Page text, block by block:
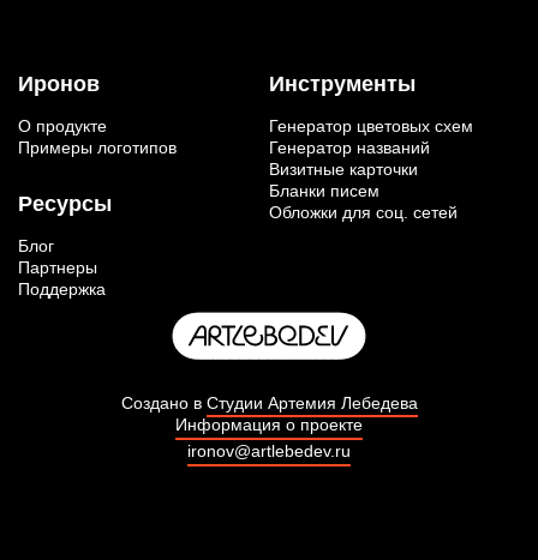
Иронов
О продукте
Примеры логотипов
Ресурсы
Блог
Партнеры
Поддержка
Инструменты
Генератор цветовых схем
Генератор названий
Визитные карточки
Бланки писем
Обложки для соц. сетей
Создано в Студии Артемия Лебедева
Информация о проекте
ironov@artlebedev.ru